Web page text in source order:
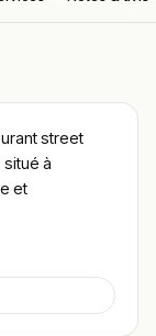
street
à
et